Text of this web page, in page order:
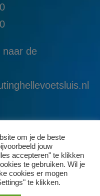
naar de
om je de beste
jouw
accepteren" te klikken
te gebruiken. Wil je
cookies er mogen
te klikken.